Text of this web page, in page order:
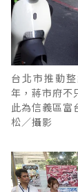
台北市推動
年，蔣市府不
此為信義區富
松／攝影